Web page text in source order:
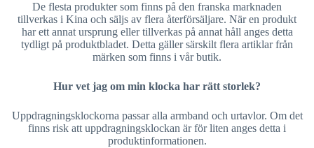
De flesta produkter som finns på den franska marknaden
tillverkas i Kina och säljs av flera återförsäljare. När en produkt
har ett annat ursprung eller tillverkas på annat håll anges detta
tydligt på produktbladet. Detta gäller särskilt flera artiklar från
märken som finns i vår butik.
Hur vet jag om min klocka har rätt storlek?
Uppdragningsklockorna passar alla armband och urtavlor. Om det
finns risk att uppdragningsklockan är för liten anges detta i
produktinformationen.